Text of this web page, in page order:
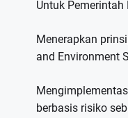
Untuk Pemerintah
Menerapkan
and Environment
berbasis risiko